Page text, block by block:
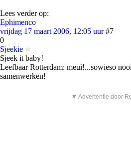
Lees verder op:
Ephimenco
vrijdag 17 maart 2006, 12:05 uur #7
0
Sjeekie
Sjeek it baby!
Leefbaar Rotterdam: meui!...sowieso
samenwerken!
▼ Advertentie door